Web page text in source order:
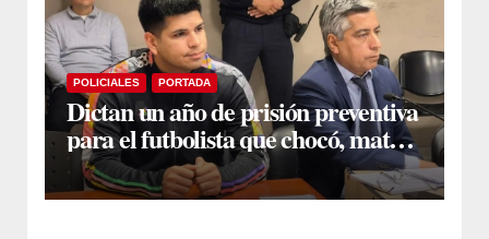
POLICIALES PORTADA
Dictan un año de prisión preventiva
para el futbolista que chocó, mató y
huyó en la Capital